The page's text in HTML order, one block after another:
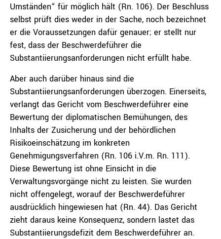
Umständen“ für möglich hält (Rn. 106). Der Beschluss
selbst prüft dies weder in der Sache, noch bezeichnet
er die Voraussetzungen dafür genauer; er stellt nur
fest, dass der Beschwerdeführer die
Substantiierungsanforderungen nicht erfüllt habe.
Aber auch darüber hinaus sind die
Substantiierungsanforderungen überzogen. Einerseits,
verlangt das Gericht vom Beschwerdeführer eine
Bewertung der diplomatischen Bemühungen, des
Inhalts der Zusicherung und der behördlichen
Risikoeinschätzung im konkreten
Genehmigungsverfahren (Rn. 106 i.V.m. Rn. 111).
Diese Bewertung ist ohne Einsicht in die
Verwaltungsvorgänge nicht zu leisten. Sie wurden
nicht offengelegt, worauf der Beschwerdeführer
ausdrücklich hingewiesen hat (Rn. 44). Das Gericht
zieht daraus keine Konsequenz, sondern lastet das
Substantiierungsdefizit dem Beschwerdeführer an.